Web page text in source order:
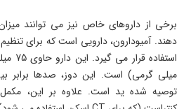
برخی از داروهای خاص نیز می توانند
دهند. آمیودارون، دارویی است که برای
میلی گرمی) است. این دوز، صدها برابر
توصیه شده ید است. علاوه بر این،